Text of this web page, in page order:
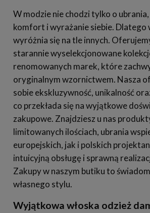
W modzie nie chodzi tylko o
komfort i wyrażanie siebie. Dlatego
wyróżnia się na tle innych.
starannie wyselekcjonowane
renomowanych marek, które
oryginalnym wzornictwem. Nasza
sobie ekskluzywność, unikalność
co przekłada się na wyjątkowe
zakupowe. Znajdziesz u nas
limitowanych ilościach, ubrania
europejskich, jak i polskich
intuicyjną obsługę i sprawną
Zakupy w naszym butiku to
własnego stylu.
Wyjątkowa włoska odzież